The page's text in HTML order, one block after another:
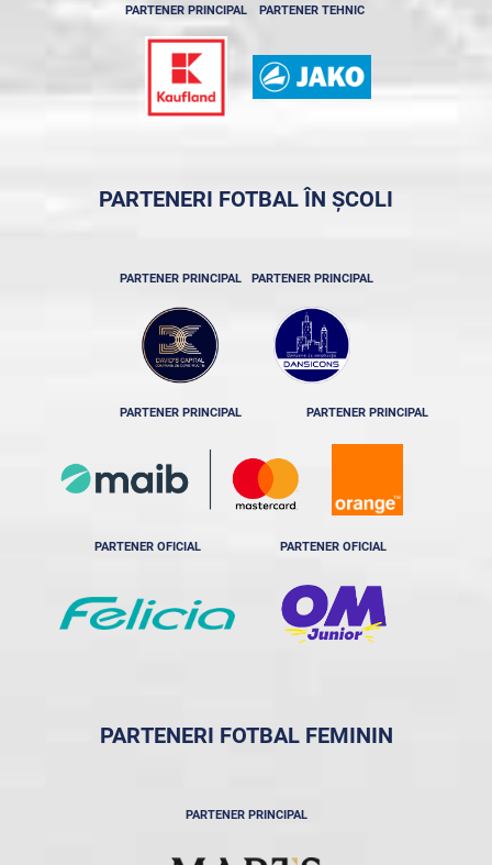
PARTENER PRINCIPAL PARTENER TEHNIC
PARTENERI FOTBAL ÎN ȘCOLI
PARTENER PRINCIPAL PARTENER PRINCIPAL
PARTENER PRINCIPAL PARTENER PRINCIPAL
PARTENER OFICIAL PARTENER OFICIAL
PARTENERI FOTBAL FEMININ
PARTENER PRINCIPAL